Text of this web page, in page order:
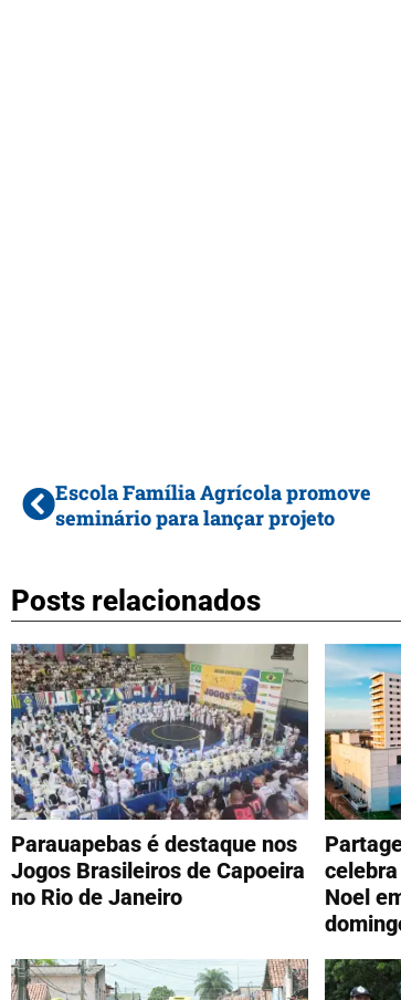
Escola Família Agrícola promove
seminário para lançar projeto
Posts relacionados
Parauapebas é destaque nos
Jogos Brasileiros de Capoeira
no Rio de Janeiro
Noel